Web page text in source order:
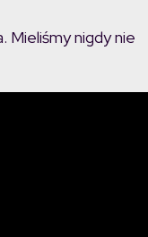
Mieliśmy nigdy nie